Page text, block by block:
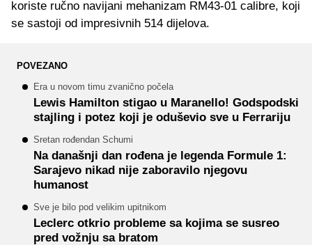
koriste ručno navijani mehanizam RM43-01 calibre, koji
se sastoji od impresivnih 514 dijelova.
POVEZANO
Era u novom timu zvanično počela
Lewis Hamilton stigao u Maranello! Godspodski
stajling i potez koji je oduševio sve u Ferrariju
Sretan rođendan Schumi
Na današnji dan rođena je legenda Formule 1:
Sarajevo nikad nije zaboravilo njegovu
humanost
Sve je bilo pod velikim upitnikom
Leclerc otkrio probleme sa kojima se susreo
pred vožnju sa bratom